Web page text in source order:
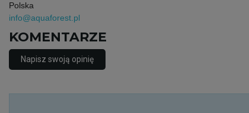
Polska
info@aquaforest.pl
KOMENTARZE
Napisz swoją opinię